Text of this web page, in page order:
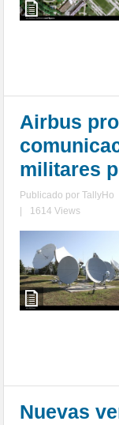
Airbus
militares
Publicado porTallyHo
1614 Views
Nuevas